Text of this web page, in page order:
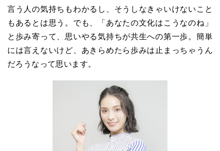
言う人の気持ちもわかるし、そうしなきゃいけないこと
もあるとは思う。でも、「あなたの文化はこうなのね」
と歩み寄って、思いやる気持ちが共生への第一歩。簡単
には言えないけど、あきらめたら歩みは止まっちゃうん
だろうなって思います。